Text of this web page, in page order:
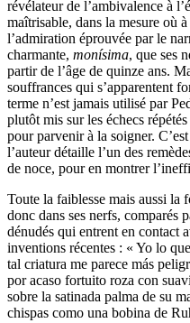
révélateur de l’ambivalence à
maîtrisable, dans la mesure où
l’admiration éprouvée par le
charmante, monísima, que ses
partir de l’âge de quinze ans.
souffrances qui s’apparentent
terme n’est jamais utilisé par
plutôt mis sur les échecs
pour parvenir à la soigner.
l’auteur détaille l’un des
de noce, pour en montrer
Toute la faiblesse mais aussi la
donc dans ses nerfs, comparés
dénudés qui entrent en contact
inventions récentes : « Yo lo
tal criatura me parece más
por acaso fortuito roza con
sobre la satinada palma de su
chispas como una bobina de